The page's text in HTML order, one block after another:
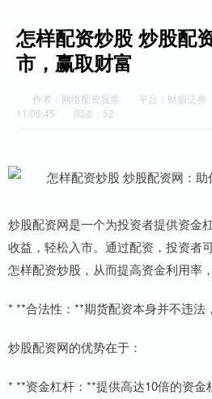
怎样配资炒股 炒股配
市，赢取财富
作者：网络配资股票 平台：财盛证券
11:05:45
阅读：52
炒股配资网是一个为投资者提供资金
收益，轻松入市。通过配资，投资者
怎样配资炒股，从而提高资金利用率
* **合法性：**期货配资本身并不违法
炒股配资网的优势在于：
* **资金杠杆：**提供高达10倍的资